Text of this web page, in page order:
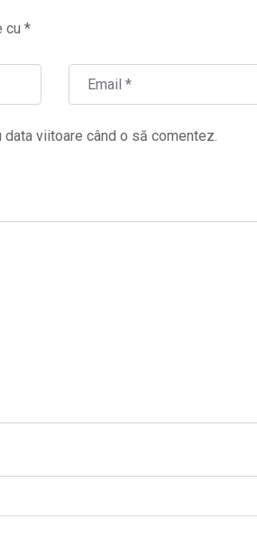
cu *
viitoare când o să comentez.